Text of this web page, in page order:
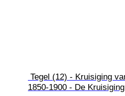
1850-1900 - De Kruisiging